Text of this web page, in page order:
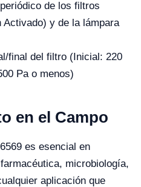
de los filtros
Activado) y de la lámpara
final del filtro (Inicial: 220
Pa o menos)
en el Campo
es esencial en
microbiología,
aplicación que